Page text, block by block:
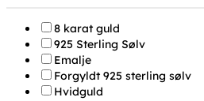
8 karat guld
925 Sterling Sølv
Emalje
Forgyldt 925 sterling sølv
Hvidguld